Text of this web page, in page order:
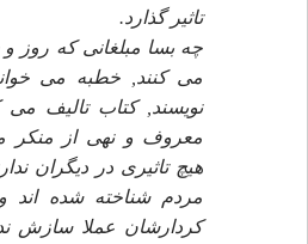
تاثير گذارد.
چه بسا مبلغانى كه روز
مى كنند, خطبه مى
نويسند, كتاب تاليف مى
معروف و نهى از منكر
هيچ تاثيرى در ديگران
مردم شناخته شده اند
كردارشان عملا سازش